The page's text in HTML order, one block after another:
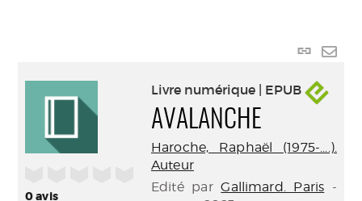
Lien
0avis
Livre numérique | EPUB
AVALANCHE
Haroche, Raphaël (1975-....).
Auteur
Edité parGallimard. Paris -